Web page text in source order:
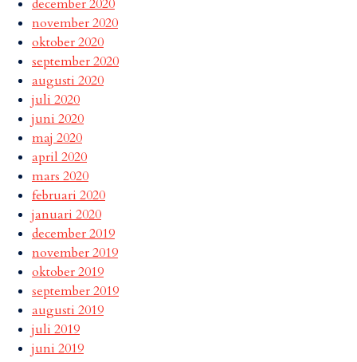
december 2020
november 2020
oktober 2020
september 2020
augusti 2020
juli 2020
juni 2020
maj 2020
april 2020
mars 2020
februari 2020
januari 2020
december 2019
november 2019
oktober 2019
september 2019
augusti 2019
juli 2019
juni 2019